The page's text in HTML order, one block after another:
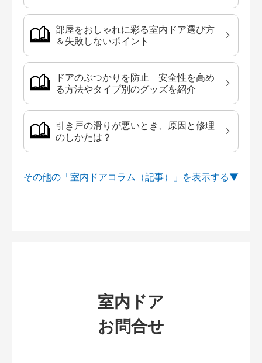
部屋をおしゃれに彩る室内ドア選び方
＆失敗しないポイント
ドアのぶつかりを防止 安全性を高め
る方法やタイプ別のグッズを紹介
引き戸の滑りが悪いとき、原因と修理
のしかたは？
その他の「室内ドアコラム（記事）」を
室内ドア
お問合せ